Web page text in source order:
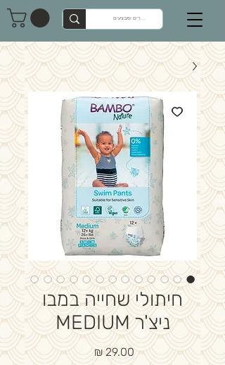
חיתולי שחייה במבו
ניצ'ר MEDIUM
מחיר